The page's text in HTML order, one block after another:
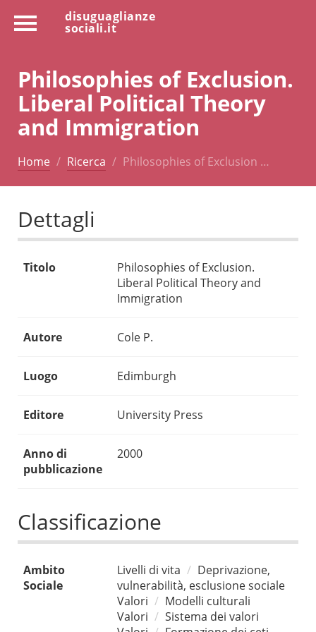
disuguaglianze
sociali.it
Philosophies of Exclusion.
Liberal Political Theory
and Immigration
Home Ricerca Philosophies of Exclusion …
Dettagli
Titolo
Philosophies of Exclusion.
Liberal Political Theory and
Immigration
Autore Cole P.
Luogo Edimburgh
Editore University Press
Anno di
pubblicazione
2000
Classificazione
Ambito
Sociale
Livelli di vita
Deprivazione,
vulnerabilità, esclusione sociale
Valori
Modelli culturali
Valori
Sistema dei valori